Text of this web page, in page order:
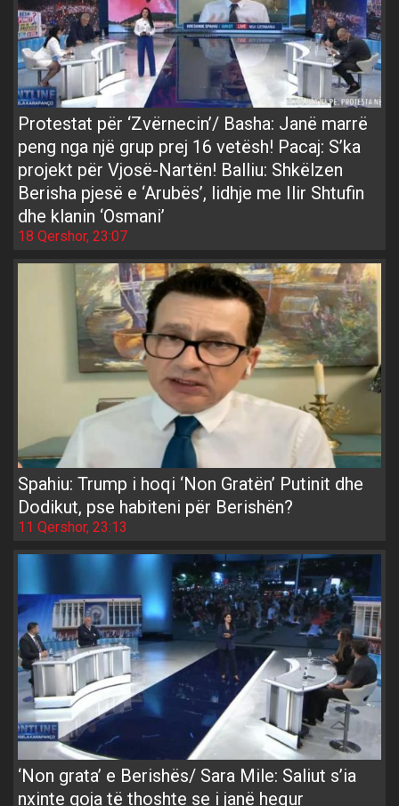
Protestat për ‘Zvërnecin’/ Basha: Janë marrë
peng nga një grup prej 16 vetësh! Pacaj: S’ka
projekt për Vjosë-Nartën! Balliu: Shkëlzen
Berisha pjesë e ‘Arubës’, lidhje me Ilir Shtufin
dhe klanin ‘Osmani’
18 Qershor, 23:07
Spahiu: Trump i hoqi ‘Non Gratën’ Putinit dhe
Dodikut, pse habiteni për Berishën?
11 Qershor, 23:13
‘Non grata’ e Berishës/ Sara Mile: Saliut s’ia
nxinte goja të thoshte se i janë hequr